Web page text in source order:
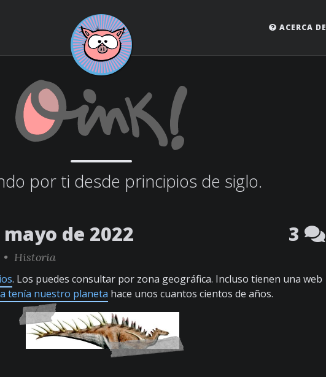
ACERCA DE
por ti desde principios de siglo.
de 2022 3
Historia
. Los puedes consultar por zona geográfica. Incluso tienen una web
tenía nuestro planeta hace unos cuantos cientos de años.